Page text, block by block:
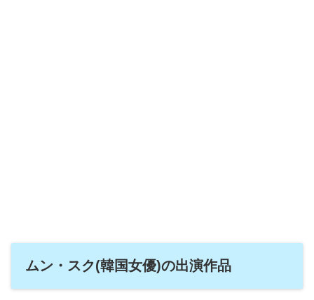
ムン・スク(韓国女優)の出演作品